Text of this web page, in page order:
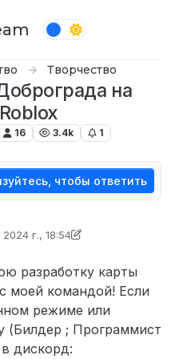
Творчество
на
16 3.4k 1
чтобы ответить
г., 18:54
Бывший
разработку карты
моей командой! Если
режиме или
(Билдер ; Программист
дискорд: